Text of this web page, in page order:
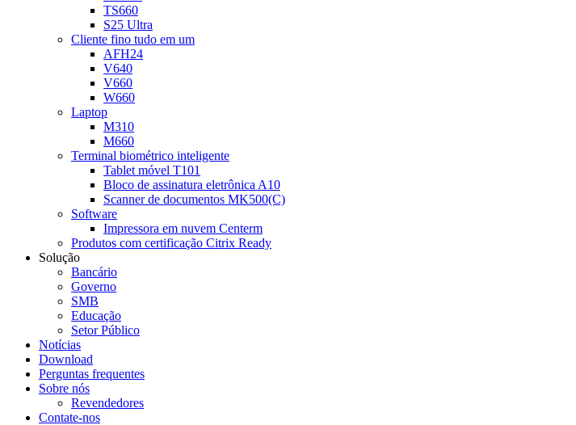
TS660
S25 Ultra
Cliente fino tudo em um
AFH24
V640
V660
W660
Laptop
M310
M660
Terminal biométrico inteligente
Tablet móvel T101
Bloco de assinatura eletrônica A10
Scanner de documentos MK500(C)
Software
Impressora em nuvem Centerm
Produtos com certificação Citrix Ready
Solução
Bancário
Governo
SMB
Educação
Setor Público
Notícias
Download
Perguntas frequentes
Sobre nós
Revendedores
Contate-nos